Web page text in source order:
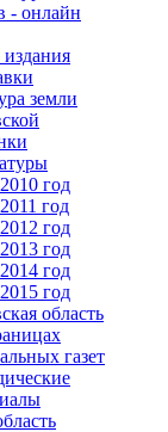
- онлайн
земли
2010 год
2011 год
2012 год
2013 год
2014 год
2015 год
область
газет